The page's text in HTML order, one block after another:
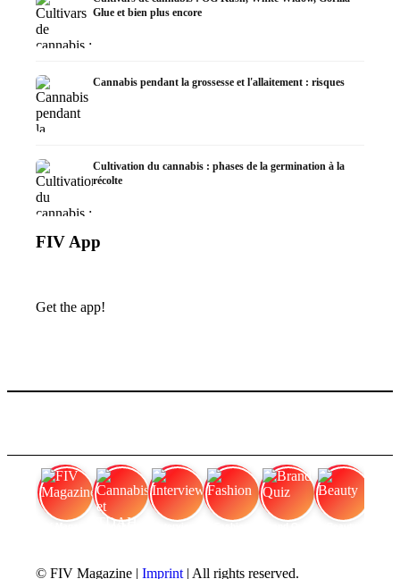
Glue et bien plus encore
Cannabis pendant la grossesse et l'allaitement : risques
Cultivation du cannabis : phases de la germination à la
récolte
FIV App
Get the app!
© FIV Magazine |Imprint | All rights reserved.